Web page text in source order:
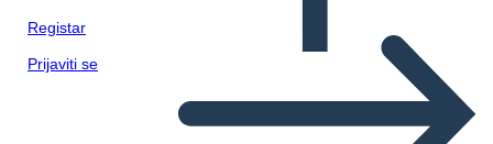
Registar
Prijaviti se